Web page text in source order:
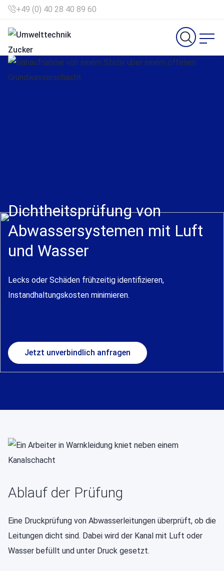
+49 (0) 40 28 40 89 60
Dichtheitsprüfung von
Abwassersystemen mit Luft
und Wasser
Lecks oder Schäden frühzeitig identifizieren,
Instandhaltungskosten minimieren.
Jetzt unverbindlich anfragen
Ablauf der Prüfung
Eine Druckprüfung von Abwasserleitungen überprüft, ob die
Leitungen dicht sind. Dabei wird der Kanal mit Luft oder
Wasser befüllt und unter Druck gesetzt.